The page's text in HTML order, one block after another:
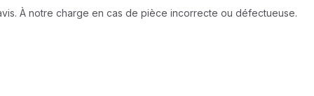
À notre charge en cas de pièce incorrecte ou défectueuse.